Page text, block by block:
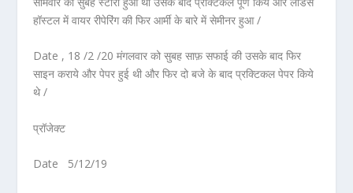
हॉस्टल में वायर रीपेरिंग की फिर आर्मी के बारे में सेमीनर हुआ /
Date , 18 /2 /20 मंगलवार को सुबह साफ़ सफाई की उसके बाद फिर
साइन कराये और पेपर हुई थी और फिर दो बजे के बाद प्रक्टिकल पेपर किये
थे /
प्रॉजेक्ट
Date 5/12/19